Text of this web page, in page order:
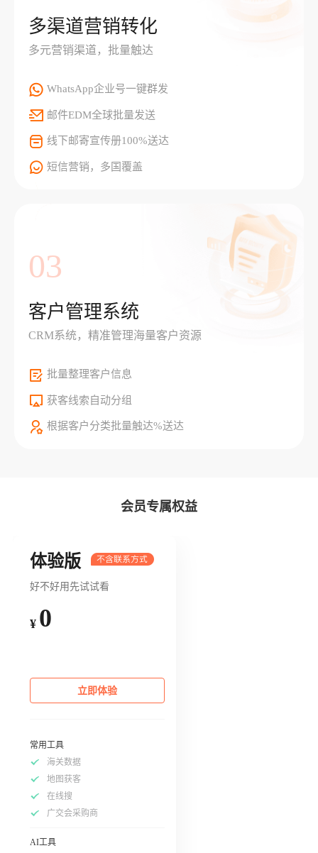
多渠道营销转化
多元营销渠道，批量触达
WhatsApp企业号一键群发
邮件EDM全球批量发送
线下邮寄宣传册100%送达
短信营销，多国覆盖
03
客户管理系统
CRM系统，精准管理海量客户资源
批量整理客户信息
获客线索自动分组
根据客户分类批量触达%送达
会员专属权益
体验版
好不好用先试试看
¥ 0
立即体验
常用工具
海关数据
地图获客
在线搜
广交会采购商
AI工具